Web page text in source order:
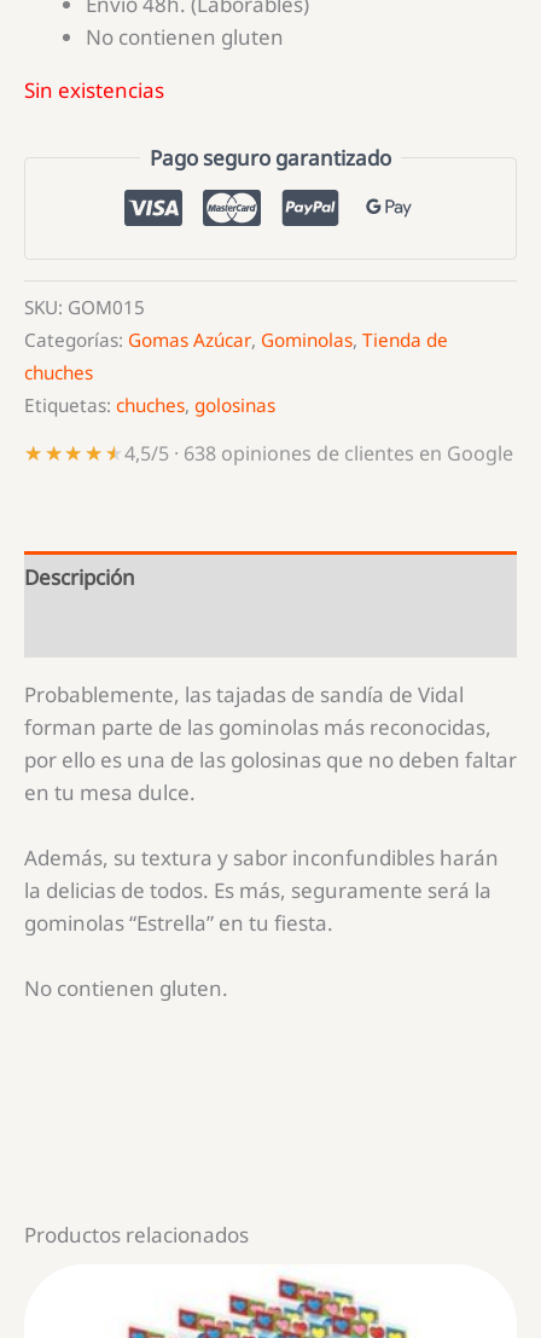
No contienen gluten
Sin existencias
Pago seguro garantizado
SKU: GOM015
Categorías: Gomas Azúcar, Gominolas, Tienda de
chuches
Etiquetas: chuches, golosinas
★★★★★
★★★★★4,5/5 · 638 opiniones de clientes en Google
Descripción
Probablemente, las tajadas de sandía de Vidal
forman parte de las gominolas más reconocidas,
por ello es una de las golosinas que no deben faltar
en tu mesa dulce.
Además, su textura y sabor inconfundibles harán
la delicias de todos. Es más, seguramente será la
gominolas “Estrella” en tu fiesta.
No contienen gluten.
Productos relacionados